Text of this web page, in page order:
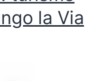
la Via